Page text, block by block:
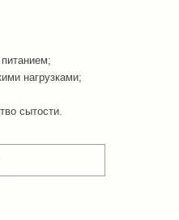
нагрузками;
сытости.